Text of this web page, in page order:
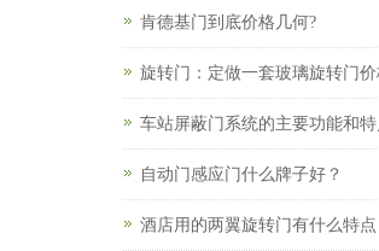
肯德基门到底价格几何?
旋转门：定做一套玻璃旋转门
车站屏蔽门系统的主要功能和特
自动门感应门什么牌子好？
酒店用的两翼旋转门有什么特点